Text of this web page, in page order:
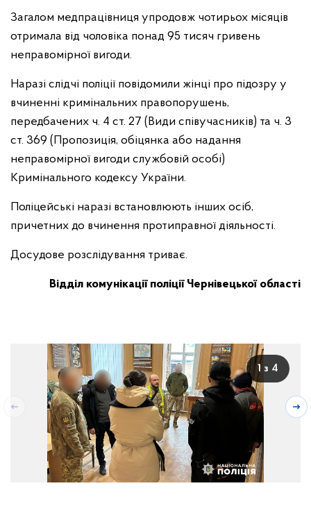
Загалом медпрацівниця упродовж чотирьох місяців
отримала від чоловіка понад 95 тисяч гривень
неправомірної вигоди.
Наразі слідчі поліції повідомили жінці про підозру у
вчиненні кримінальних правопорушень,
передбачених ч. 4 ст. 27 (Види співучасників) та ч. 3
ст. 369 (Пропозиція, обіцянка або надання
неправомірної вигоди службовій особі)
Кримінального кодексу України.
Поліцейські наразі встановлюють інших осіб,
причетних до вчинення протиправної діяльності.
Досудове розслідування триває.
Відділ комунікації поліції Чернівецької області
1 з 4